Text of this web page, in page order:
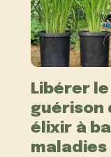
Libérer
guérison
élixir à